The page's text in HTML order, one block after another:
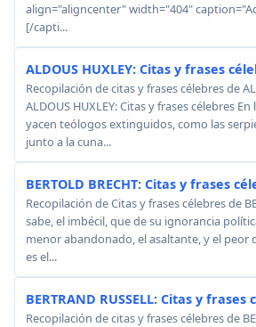
align="aligncenter" width="404"
[/capti...
ALDOUS HUXLEY: Citas y frases
Recopilación de citas y frases célebres de
ALDOUS HUXLEY: Citas y frases célebres
yacen teólogos extinguidos, como las
junto a la cuna...
BERTOLD BRECHT: Citas y frases
Recopilación de Citas y frases célebres de
sabe, el imbécil, que de su ignorancia
menor abandonado, el asaltante, y el peor
es el...
BERTRAND RUSSELL: Citas y frases
Recopilación de citas y frases célebres de